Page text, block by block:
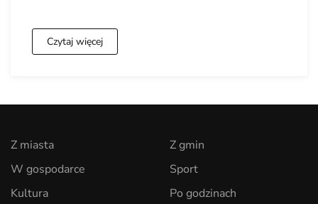
Czytaj więcej
Z miasta
W gospodarce
Kultura
Z gmin
Sport
Po godzinach